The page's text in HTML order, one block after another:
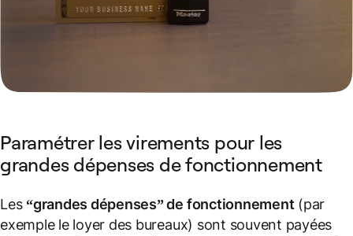
Paramétrer les virements pour les
grandes dépenses de fonctionnement
Les “grandes dépenses” de fonctionnement (par
exemple le loyer des bureaux) sont souvent payées